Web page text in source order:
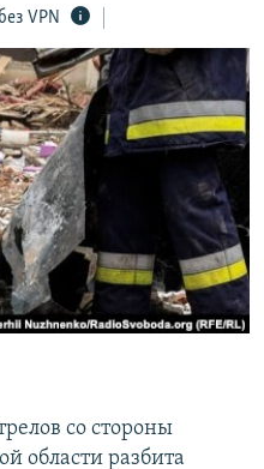
VPN
со стороны
области разбита